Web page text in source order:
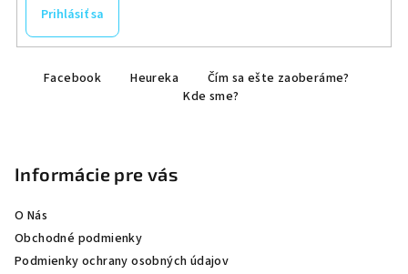
Prihlásiť sa
Facebook Heureka
Čím sa ešte zaoberáme?
Kde sme?
Informácie pre vás
O Nás
Obchodné podmienky
Podmienky ochrany osobných údajov